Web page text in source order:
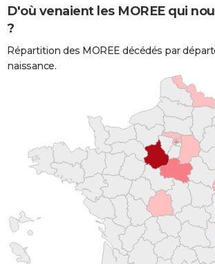
D'où venaient les MOREE qui
?
Répartition des MOREE décédés par
naissance.